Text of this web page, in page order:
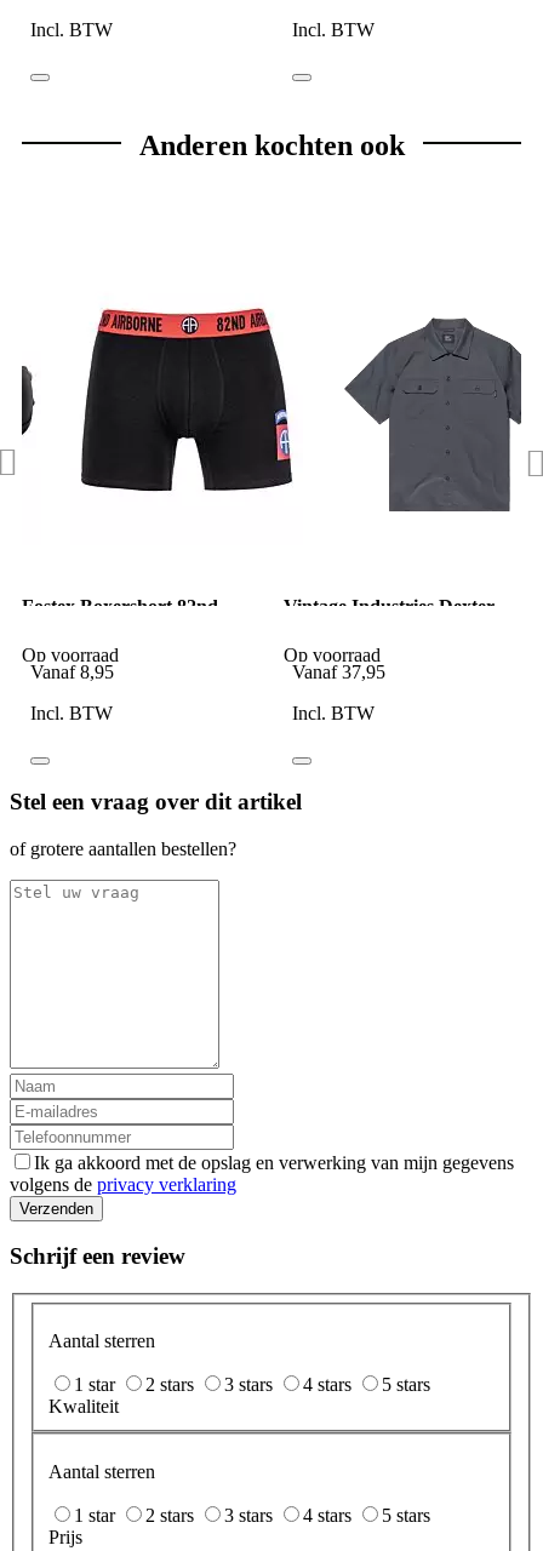
Incl. BTW
Incl. BTW
Anderen kochten ook
Fostex Boxershort 82nd
Op voorraad
Vanaf 8,95
Incl. BTW
Vintage Industries Dexter
Op voorraad
Vanaf 37,95
Incl. BTW
Stel een vraag over dit artikel
of grotere aantallen bestellen?
Ik ga akkoord met de opslag en verwerking van mijn gegevens
volgens de privacy verklaring
Verzenden
Schrijf een review
Aantal sterren
1 star 2 stars 3 stars 4 stars
5 stars
Kwaliteit
Aantal sterren
1 star 2 stars 3 stars 4 stars
5 stars
Prijs